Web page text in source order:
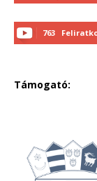
763
Támogató: